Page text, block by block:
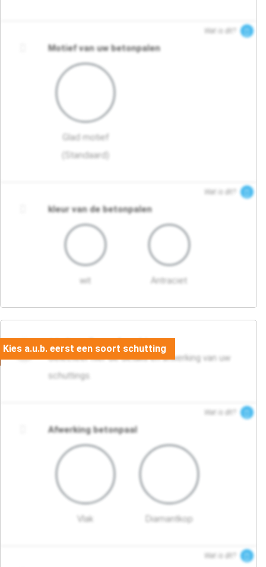
Wat is dit?
Motief van uw betonpalen
Glad motief
(Standaard)
Wat is dit?
kleur van de betonpalen
wit Antraciet
03. Detail en afwerking
Selecteer hier de details en afwerking van uw
schuttings.
Wat is dit?
Afwerking betonpaal
Vlak Diamantkop
Wat is dit?